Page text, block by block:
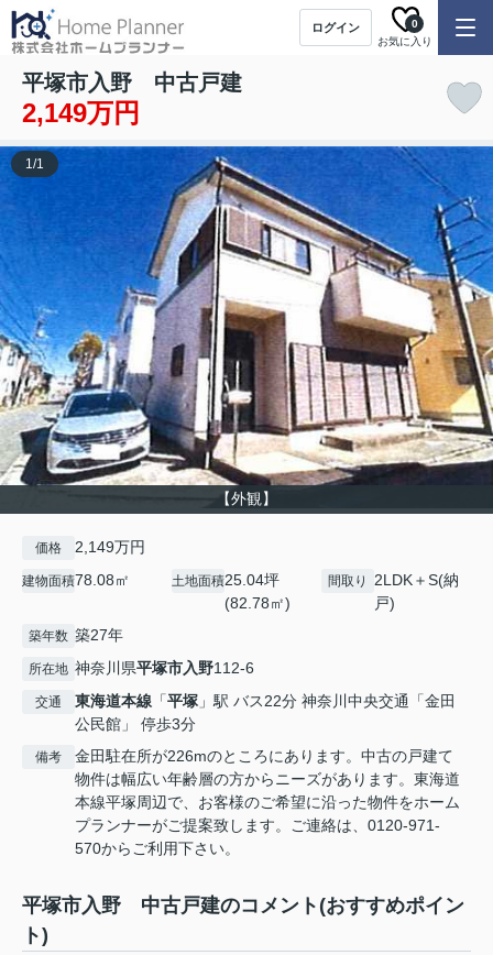
ログイン
お気に入り
0
平塚市入野 中古戸建
2,149万円
【外観】
1/1
価格 2,149万円
建物面積78.08㎡ 土地面積25.04坪
(82.78㎡)
間取り
2LDK＋S(納
戸)
築年数 築27年
所在地 神奈川県平塚市入野112-6
交通 東海道本線 「平塚 」駅 バス22分 神奈川中央交通「金田
公民館」 停歩3分
備考
金田駐在所が226mのところにあります。中古の戸建て
物件は幅広い年齢層の方からニーズがあります。東海道
本線平塚周辺で、お客様のご希望に沿った物件をホーム
プランナーがご提案致します。ご連絡は、0120-971-
570からご利用下さい。
平塚市入野 中古戸建のコメント(おすすめポイン
ト)